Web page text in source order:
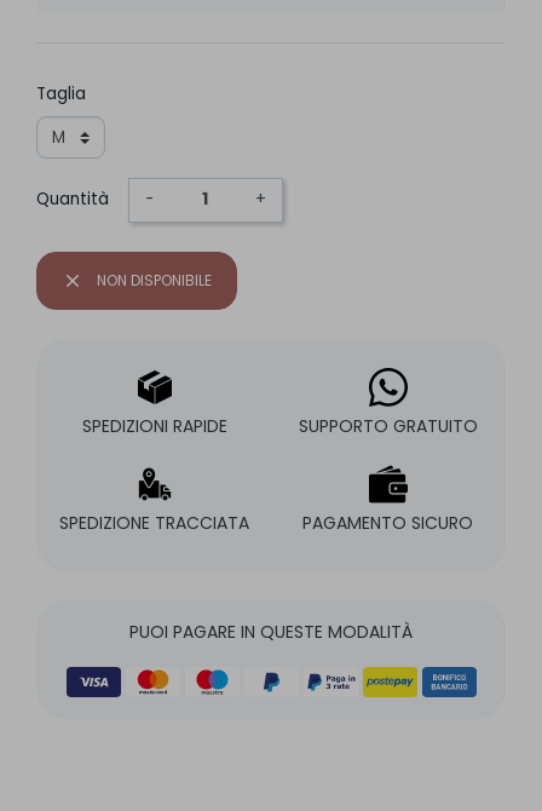
Taglia
Quantità - +
close NON DISPONIBILE
SPEDIZIONI RAPIDE SUPPORTO GRATUITO
SPEDIZIONE TRACCIATA PAGAMENTO SICURO
PUOI PAGARE IN QUESTE MODALITÀ